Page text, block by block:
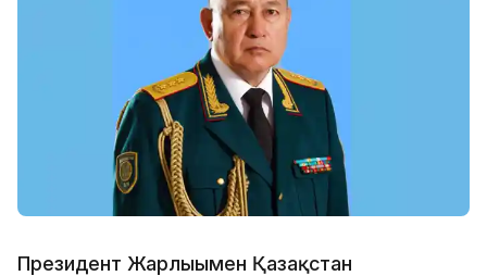
Президент Жарлығымен Қазақстан